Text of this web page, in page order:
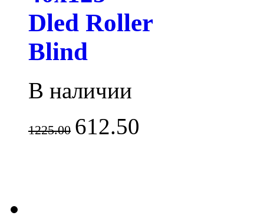
Dled Roller
Blind
В наличии
1225.00 612.50